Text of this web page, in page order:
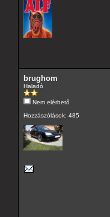
brughom
Haladó
Nem elérhető
Hozzászólások: 485